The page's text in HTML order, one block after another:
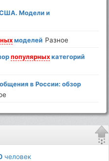
США. Модели и
моделей Разное
популярныхкатегорий
в России: обзор
человек